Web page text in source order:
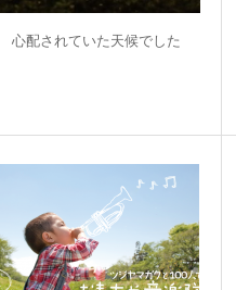
心配されていた天候でした